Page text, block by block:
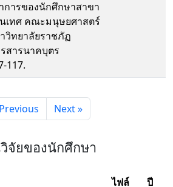
การของนักศึกษาสาขา
เทศ คณะมนุษยศาสตร์
วิทยาลัยราชภัฏ
สารนาคบุตร
117.
Next »
จัยของนักศึกษา
ไฟล์
ปี